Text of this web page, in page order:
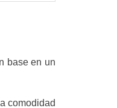
base en un
comodidad